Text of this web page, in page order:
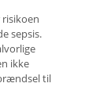
sepsis.
ikke
til